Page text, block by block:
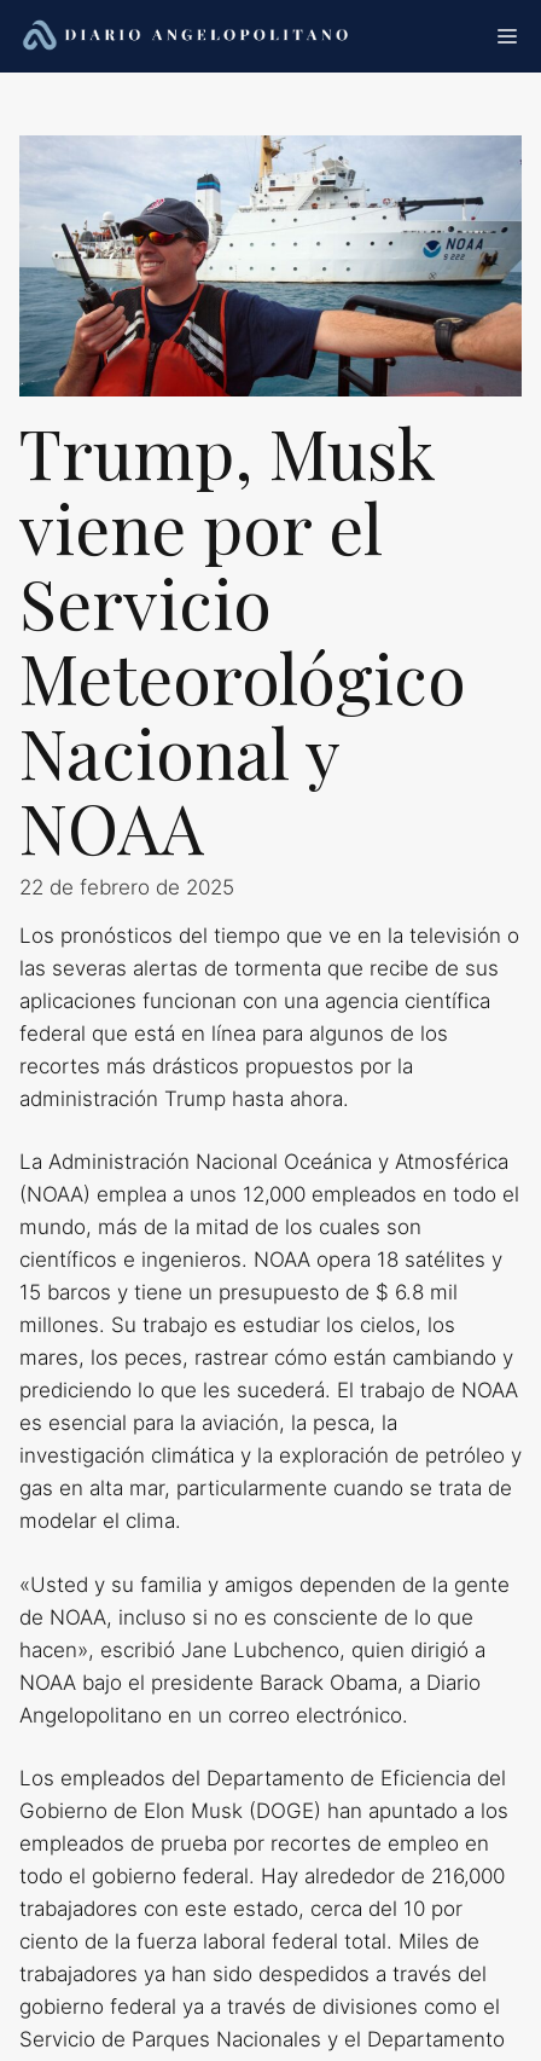
Saltar
contenido
Trump, Musk
viene por el
Servicio
Meteorológico
Nacional y
NOAA
22 de febrero de 2025
Los pronósticos del tiempo que ve en la televisión o
las severas alertas de tormenta que recibe de sus
aplicaciones funcionan con una agencia científica
federal que está en línea para algunos de los
recortes más drásticos propuestos por la
administración Trump hasta ahora.
La Administración Nacional Oceánica y Atmosférica
(NOAA) emplea a unos 12,000 empleados en todo el
mundo, más de la mitad de los cuales son
científicos e ingenieros. NOAA opera 18 satélites y
15 barcos y tiene un presupuesto de $ 6.8 mil
millones. Su trabajo es estudiar los cielos, los
mares, los peces, rastrear cómo están cambiando y
prediciendo lo que les sucederá. El trabajo de NOAA
es esencial para la aviación, la pesca, la
investigación climática y la exploración de petróleo y
gas en alta mar, particularmente cuando se trata de
modelar el clima.
«Usted y su familia y amigos dependen de la gente
de NOAA, incluso si no es consciente de lo que
hacen», escribió Jane Lubchenco, quien dirigió a
NOAA bajo el presidente Barack Obama, a Diario
Angelopolitano en un correo electrónico.
Los empleados del Departamento de Eficiencia del
Gobierno de Elon Musk (DOGE) han apuntado a los
empleados de prueba por recortes de empleo en
todo el gobierno federal. Hay alrededor de 216,000
trabajadores con este estado, cerca del 10 por
ciento de la fuerza laboral federal total. Miles de
trabajadores ya han sido despedidos a través del
gobierno federal ya a través de divisiones como el
Servicio de Parques Nacionales y el Departamento